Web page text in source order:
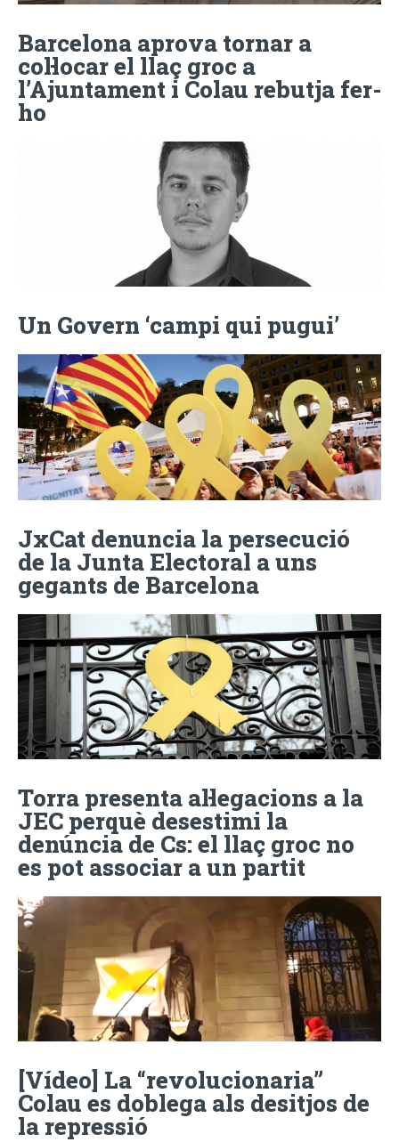
Barcelona aprova tornar a
col·locar el llaç groc a
l’Ajuntament i Colau rebutja fer-
ho
Un Govern ‘campi qui pugui’
JxCat denuncia la persecució
de la Junta Electoral a uns
gegants de Barcelona
Torra presenta al·legacions a la
JEC perquè desestimi la
denúncia de Cs: el llaç groc no
es pot associar a un partit
[Vídeo] La “revolucionaria”
Colau es doblega als desitjos de
la repressió